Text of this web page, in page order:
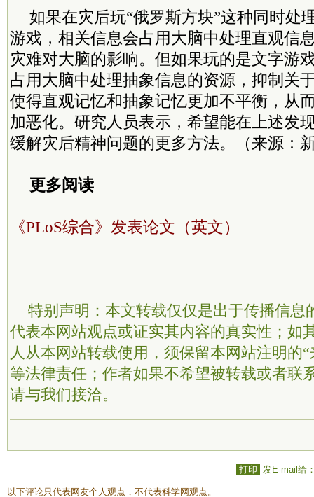
如果在灾后玩“俄罗斯方块”这种同时处
游戏，相关信息会占用大脑中处理直观信
灾难对大脑的影响。但如果玩的是文字游
占用大脑中处理抽象信息的资源，抑制关
使得直观记忆和抽象记忆更加不平衡，从
加恶化。研究人员表示，希望能在上述发
缓解灾后精神问题的更多方法。（来源：
更多阅读
《PLoS综合》发表论文（英文）
特别声明：本文转载仅仅是出于传播信息
代表本网站观点或证实其内容的真实性；如
人从本网站转载使用，须保留本网站注明的
等法律责任；作者如果不希望被转载或者联
请与我们接洽。
打印 发E-mail给
以下评论只代表网友个人观点，不代表科学网观点。